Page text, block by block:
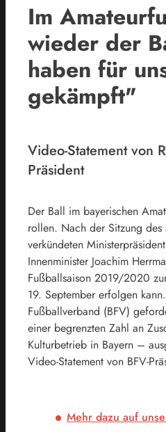
Im
wieder der
haben für
gekämpft"
Video-Statement von
Präsident
Der Ball im bayerischen
rollen. Nach der Sitzung des
verkündeten
Innenminister Joachim
Fußballsaison 2019/2020
19. September erfolgen
Fußballverband (BFV)
einer begrenzten Zahl an
Kulturbetrieb in Bayern –
Video-Statement von BFV-
Mehr dazu auf